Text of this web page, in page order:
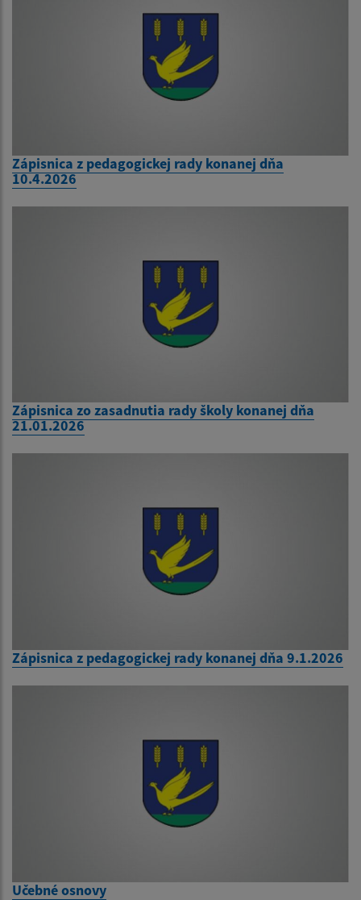
Zápisnica z pedagogickej rady konanej dňa
10.4.2026
Zápisnica zo zasadnutia rady školy konanej dňa
21.01.2026
Zápisnica z pedagogickej rady konanej dňa 9.1.2026
Učebné osnovy